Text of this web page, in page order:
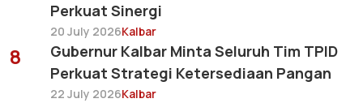
Perkuat Sinergi
20 July 2026Kalbar
8
Gubernur Kalbar Minta Seluruh Tim TPID
Perkuat Strategi Ketersediaan Pangan
22 July 2026Kalbar